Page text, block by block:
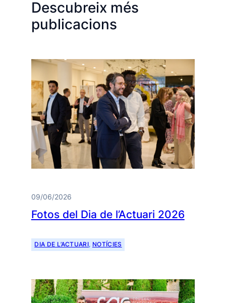
Descubreix més
publicacions
09/06/2026
Fotos del Dia de l’Actuari 2026
DIA DE L’ACTUARI, NOTÍCIES